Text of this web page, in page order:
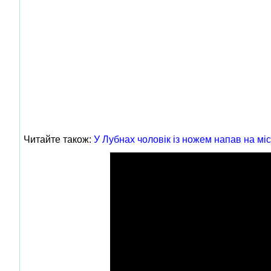
Читайте також: У Лубнах чоловік із ножем напав на